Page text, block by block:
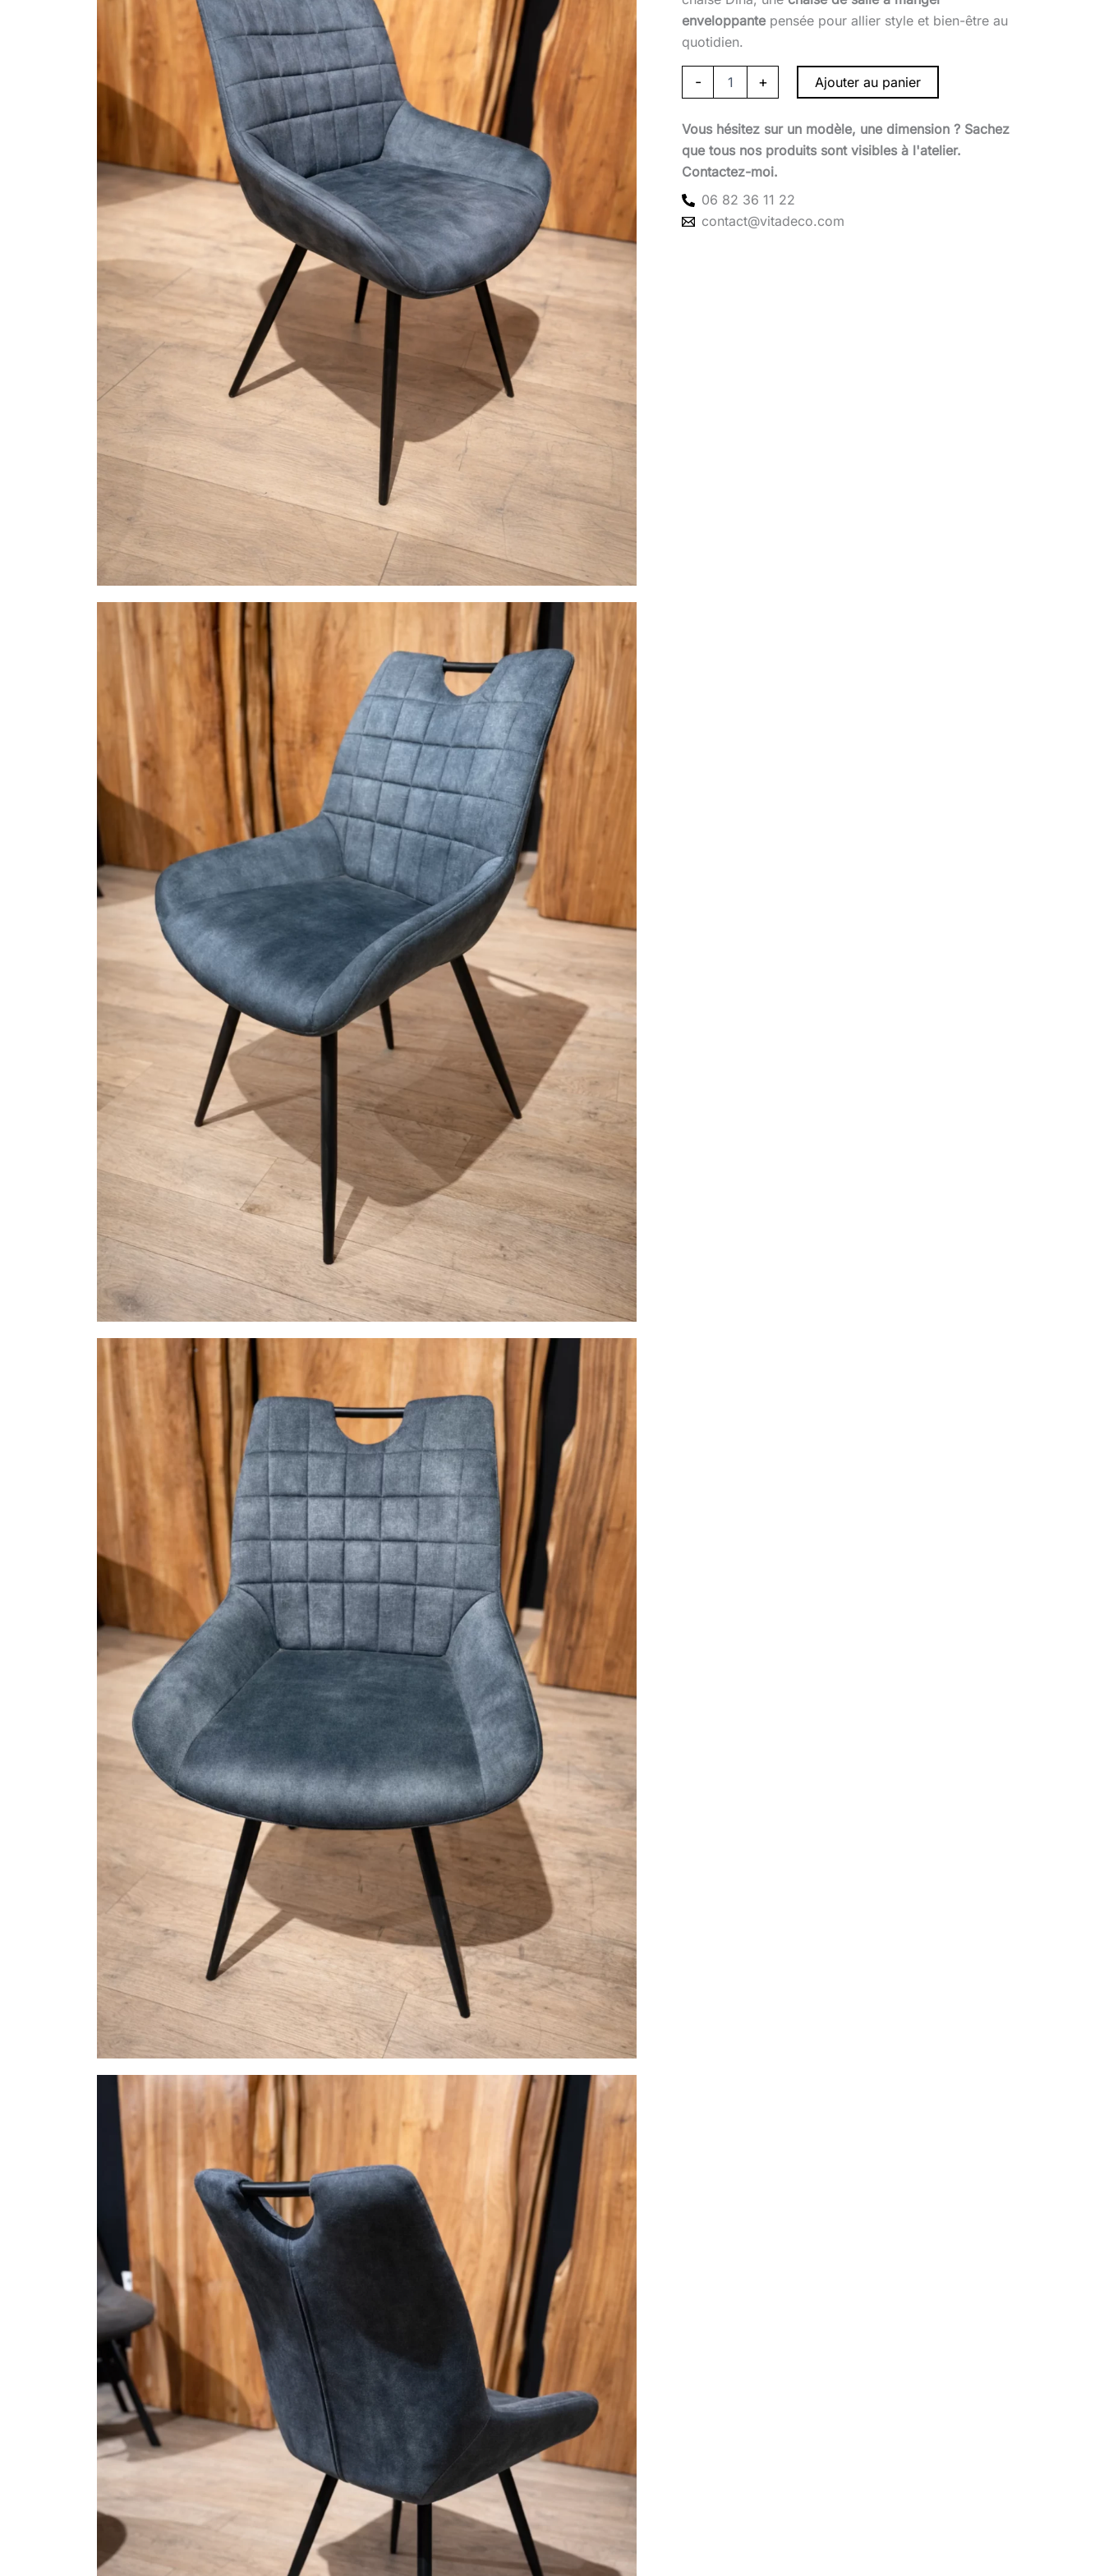
enveloppantepensée pour allier style et bien-être au
quotidien.
- + Ajouter au panier
Vous hésitez sur un modèle, une dimension ? Sachez
que tous nos produits sont visibles à l'atelier.
Contactez-moi.
06 82 36 11 22
contact@vitadeco.com